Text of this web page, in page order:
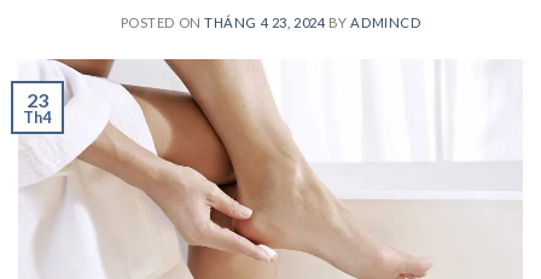
POSTED ONTHÁNG 4 23, 2024 BY ADMINCD
23
Th4